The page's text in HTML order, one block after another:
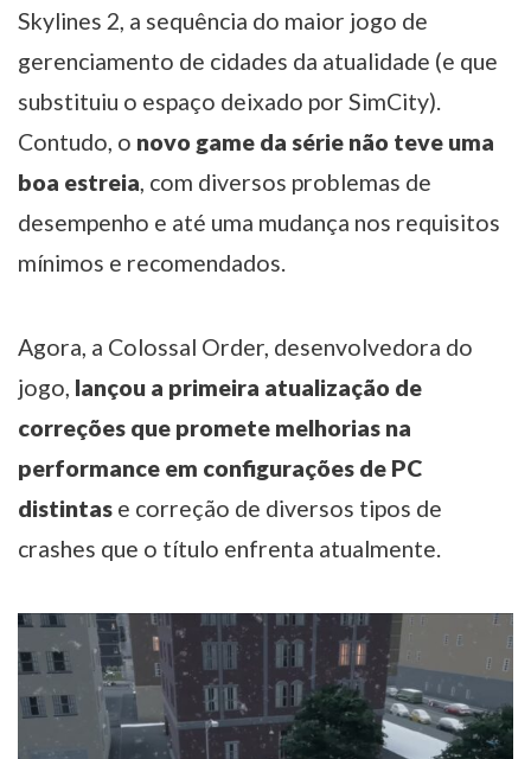
Skylines 2, a sequência do maior jogo de
gerenciamento de cidades da atualidade (e que
substituiu o espaço deixado por SimCity).
Contudo, o novo game da série não teve uma
boa estreia , com diversos problemas de
desempenho e até uma mudança nos requisitos
mínimos e recomendados.
Agora, a Colossal Order, desenvolvedora do
jogo, lançou a primeira atualização de
correções que promete melhorias na
performance em configurações de PC
distintas e correção de diversos tipos de
crashes que o título enfrenta atualmente.